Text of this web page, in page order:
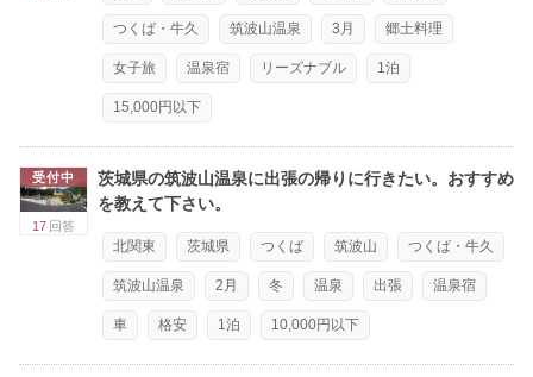
つくば・牛久 筑波山温泉 3月 郷土料理
女子旅 温泉宿 リーズナブル 1泊
15,000円以下
受付中
17 回答
茨城県の筑波山温泉に出張の帰りに行きたい。おすすめ
を教えて下さい。
北関東 茨城県 つくば 筑波山 つくば・牛久
筑波山温泉 2月 冬 温泉 出張 温泉宿
車 格安 1泊 10,000円以下